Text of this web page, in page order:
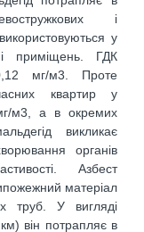
і
у
приміщень. ГДК
мг/м3. Проте
квартир у
м3, а в окремих
викликає
органів
Азбест
матеріал
труб. У вигляді
він потрапляє в